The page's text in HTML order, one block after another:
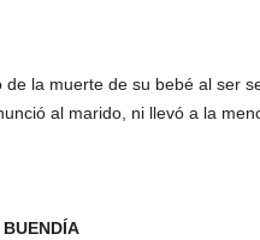
la muerte de su bebé al ser
al marido, ni llevó a la